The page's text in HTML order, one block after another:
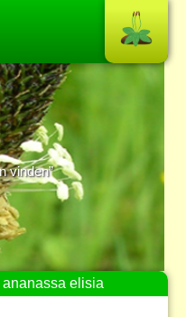
vinden”
elisia